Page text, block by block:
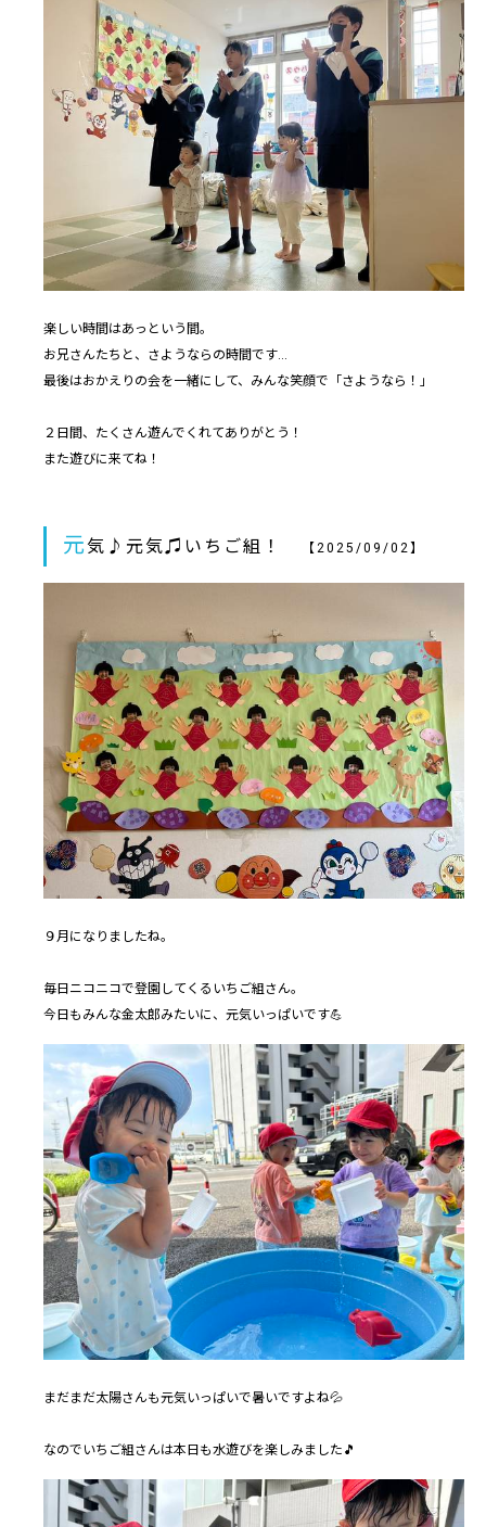
楽しい時間はあっという間。
お兄さんたちと、さようならの時間です…
最後はおかえりの会を一緒にして、みんな笑顔で「さようなら！」
２日間、たくさん遊んでくれてありがとう！
また遊びに来てね！
元気♪元気♫いちご組！ 【2025/09/02】
９月になりましたね。
毎日ニコニコで登園してくるいちご組さん。
今日もみんな金太郎みたいに、元気いっぱいです💪
まだまだ太陽さんも元気いっぱいで暑いですよね💦
なのでいちご組さんは本日も水遊びを楽しみました🎵